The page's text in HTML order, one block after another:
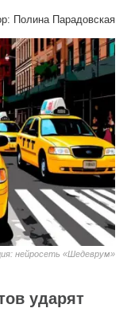
Полина Парадовская
нейросеть «Шедеврум»
ударят